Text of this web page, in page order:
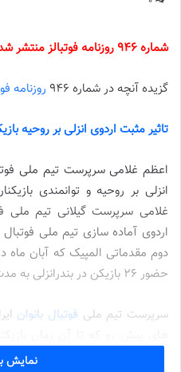
شماره 946 روزنامه فوتبالز منتشر شد
گزیده آنچه در شماره 946 روزنامه
تاثیر مثبت اردوی انزلی بر روحیه
اعظم غلامی سرپرست تیم ملی
انزلی بر روحیه و توانمندی
غلامی سرپرست گیلانی تیم ملی
اردوی آماده سازی تیم ملی
دوم مقدماتی المپیک که آبان ماه
حضور ۲۶ بازیکن در بندرانزلی به مدت یک هفته برگزار شد.
سرپرست تیم ملی فوتبال بانوان
سازیم با آمادگی کامل در مسابقات
نمایش